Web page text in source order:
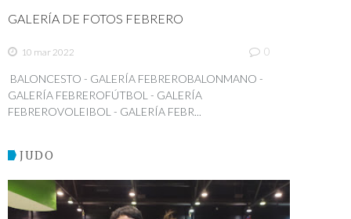
GALERÍA DE FOTOS FEBRERO
10 mar 2022 0
BALONCESTO - GALERÍA FEBREROBALONMANO -
GALERÍA FEBREROFÚTBOL - GALERÍA
FEBREROVOLEIBOL - GALERÍA FEBR...
JUDO